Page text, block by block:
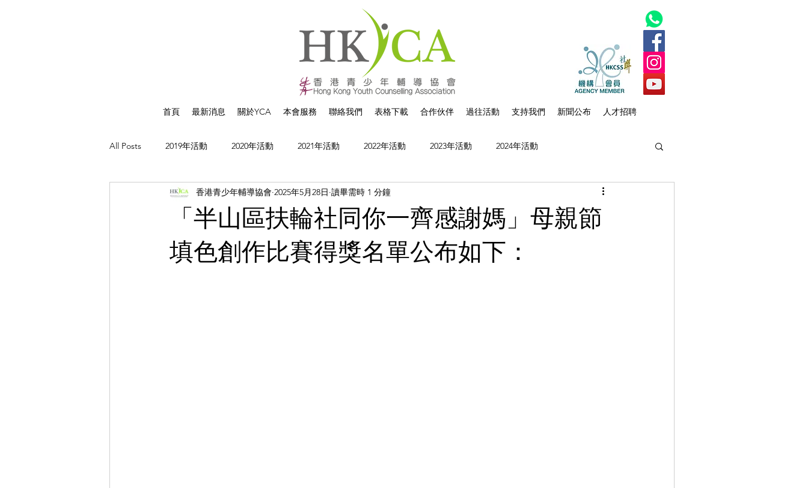
首頁 最新消息 關於YCA 本會服務 聯絡我們 表格下載 合作伙伴 過往活動 支持我們 新聞公布 人才招聘
All Posts 2019年活動 2020年活動 2021年活動 2022年活動 2023年活動 2024年活動
「半山區扶輪社同你一齊感謝媽」母親節
填色創作比賽得獎名單公布如下：
香港青少年輔導協會 2025年5月28日 讀畢需時 1 分鐘